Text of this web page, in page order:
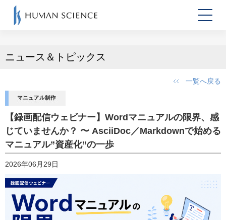
ニュース＆トピックス
一覧へ戻る
【録画配信ウェビナー】Wordマニュアルの限界、感
じていませんか？ 〜 AsciiDoc／Markdownで始める
マニュアル”資産化”の一歩
2026年06月29日